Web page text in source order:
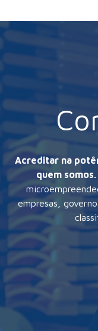
Acreditar na
quem somos.
empresas,